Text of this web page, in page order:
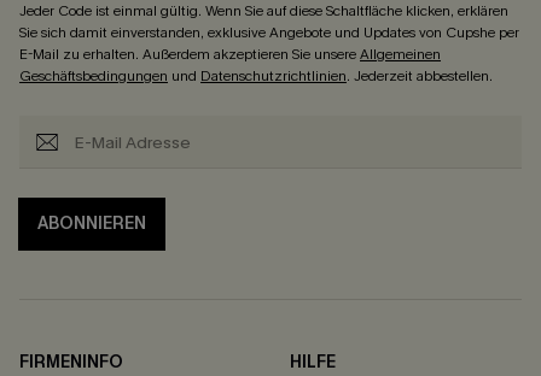
Jeder Code ist einmal gültig. Wenn Sie auf diese Schaltfläche klicken, erklären
Sie sich damit einverstanden, exklusive Angebote und Updates von Cupshe per
E-Mail zu erhalten. Außerdem akzeptieren Sie unsereAllgemeinen
Geschäftsbedingungen und Datenschutzrichtlinien. Jederzeit abbestellen.
ABONNIEREN
FIRMENINFO
HILFE